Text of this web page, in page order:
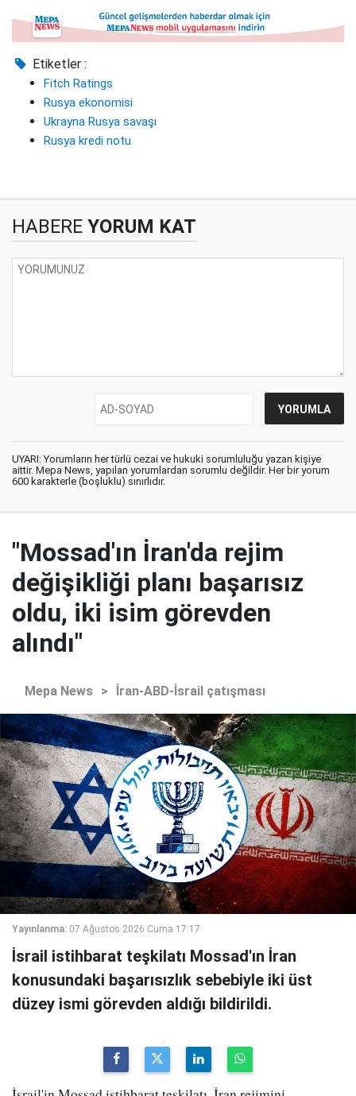
Etiketler :
Fitch Ratings
Rusya ekonomisi
Ukrayna Rusya savaşı
Rusya kredi notu
HABERE YORUM KAT
UYARI: Yorumların her türlü cezai ve hukuki sorumluluğu yazan kişiye
aittir. Mepa News, yapılan yorumlardan sorumlu değildir. Her bir yorum
600 karakterle (boşluklu) sınırlıdır.
"Mossad'ın İran'da rejim
değişikliği planı başarısız
oldu, iki isim görevden
alındı"
Mepa News > İran-ABD-İsrail çatışması
Yayınlanma: 07 Ağustos 2026 Cuma 17:17
İsrail istihbarat teşkilatı Mossad'ın İran
konusundaki başarısızlık sebebiyle iki üst
düzey ismi görevden aldığı bildirildi.